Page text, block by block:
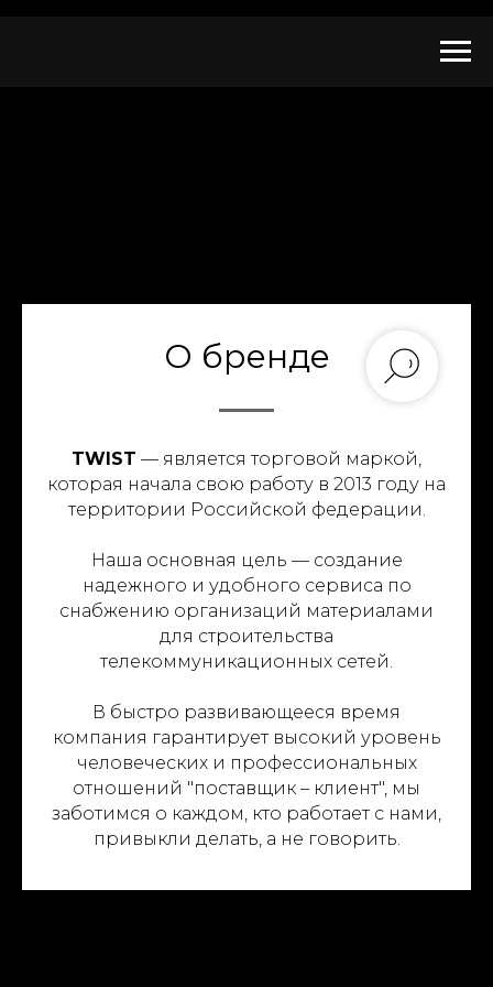
О бренде
TWIST — является торговой маркой,
которая начала свою работу в 2013 году на
территории Российской федерации.
Наша основная цель — создание
надежного и удобного сервиса по
снабжению организаций материалами
для строительства
телекоммуникационных сетей.
В быстро развивающееся время
компания гарантирует высокий уровень
человеческих и профессиональных
отношений "поставщик – клиент", мы
заботимся о каждом, кто работает с нами,
привыкли делать, а не говорить.